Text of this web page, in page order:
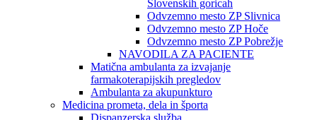
Slovenskih goricah
Odvzemno mesto ZP Slivnica
Odvzemno mesto ZP Hoče
Odvzemno mesto ZP Pobrežje
NAVODILA ZA PACIENTE
Matična ambulanta za izvajanje
farmakoterapijskih pregledov
Ambulanta za akupunkturo
Medicina prometa, dela in športa
Dispanzerska služba